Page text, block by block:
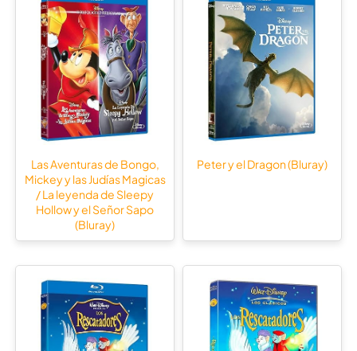
Las Aventuras de Bongo,
Mickey y las Judías Magicas
/ La leyenda de Sleepy
Hollow y el Señor Sapo
(Bluray)
Peter y el Dragon (Bluray)